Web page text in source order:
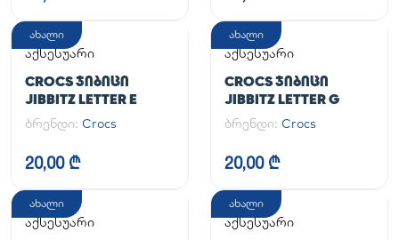
ახალი
აქსესუარი
CROCS ᲯᲘᲑᲘᲪᲘ
JIBBITZ LETTER E
ბრენდი: Crocs
20,00 ₾
ახალი
აქსესუარი
CROCS ᲯᲘᲑᲘᲪᲘ
JIBBITZ LETTER G
ბრენდი: Crocs
20,00 ₾
ახალი
აქსესუარი
ახალი
აქსესუარი